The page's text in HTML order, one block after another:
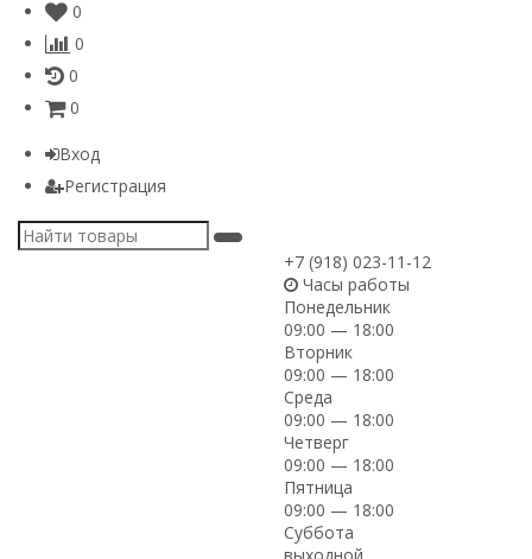
0
0
0
0
Вход
Регистрация
+7 (918) 023-11-12
Часы работы
Понедельник
09:00 — 18:00
Вторник
09:00 — 18:00
Среда
09:00 — 18:00
Четверг
09:00 — 18:00
Пятница
09:00 — 18:00
Суббота